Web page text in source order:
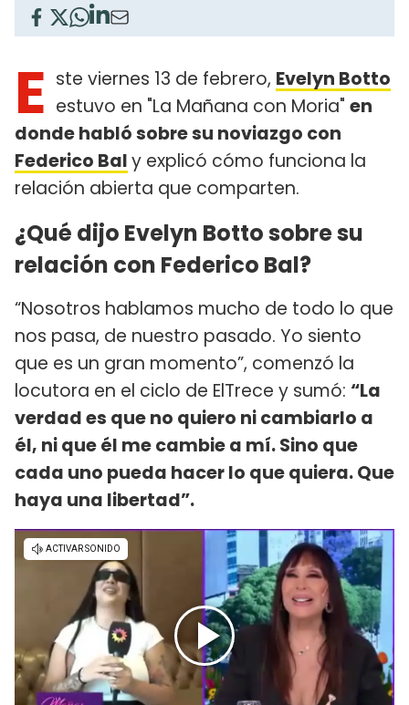
E ste viernes 13 de febrero, Evelyn Botto
estuvo en "La Mañana con Moria" en
donde habló sobre su noviazgo con
Federico Baly explicó cómo funciona la
relación abierta que comparten.
¿Qué dijo Evelyn Botto sobre su
relación con Federico Bal?
“Nosotros hablamos mucho de todo lo que
nos pasa, de nuestro pasado. Yo siento
que es un gran momento”, comenzó la
locutora en el ciclo de ElTrece y sumó: “La
verdad es que no quiero ni cambiarlo a
él, ni que él me cambie a mí. Sino que
cada uno pueda hacer lo que quiera. Que
haya una libertad”.